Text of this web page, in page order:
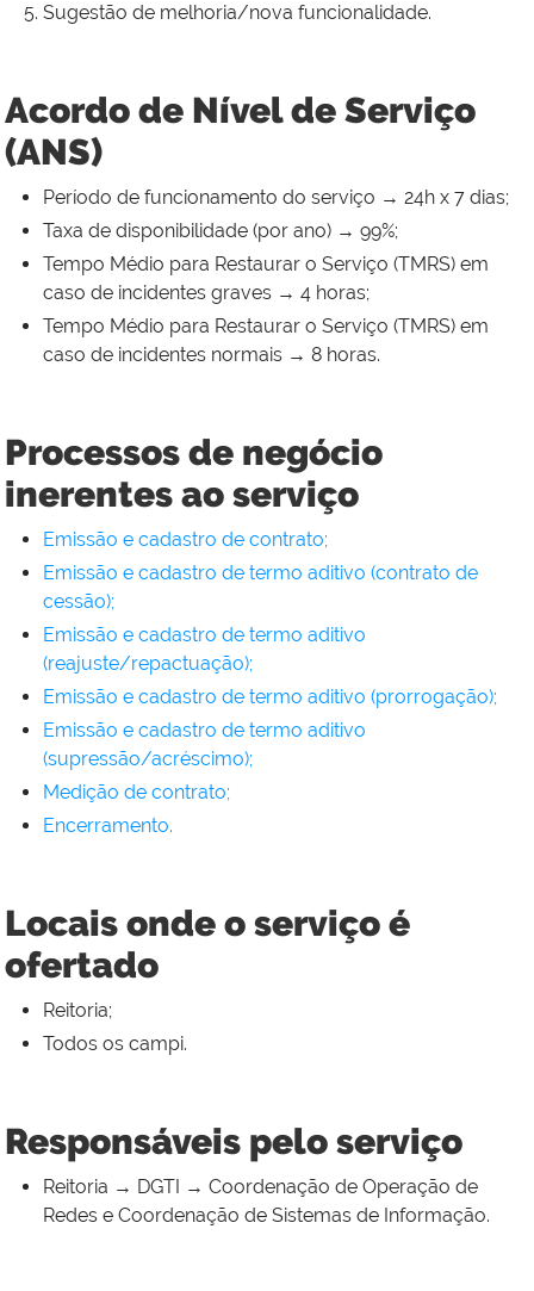
Sugestão de melhoria/nova funcionalidade.
Acordo de Nível de Serviço
(ANS)
Período de funcionamento do serviço → 24h x 7 dias;
Taxa de disponibilidade (por ano) → 99%;
Tempo Médio para Restaurar o Serviço (TMRS) em
caso de incidentes graves → 4 horas;
Tempo Médio para Restaurar o Serviço (TMRS) em
caso de incidentes normais → 8 horas.
Processos de negócio
inerentes ao serviço
Emissão e cadastro de contrato;
Emissão e cadastro de termo aditivo (contrato de
cessão);
Emissão e cadastro de termo aditivo
(reajuste/repactuação);
Emissão e cadastro de termo aditivo (prorrogação);
Emissão e cadastro de termo aditivo
(supressão/acréscimo);
Medição de contrato;
Encerramento.
Locais onde o serviço é
ofertado
Reitoria;
Todos os campi.
Responsáveis pelo serviço
Reitoria → DGTI → Coordenação de Operação de
Redes e Coordenação de Sistemas de Informação.